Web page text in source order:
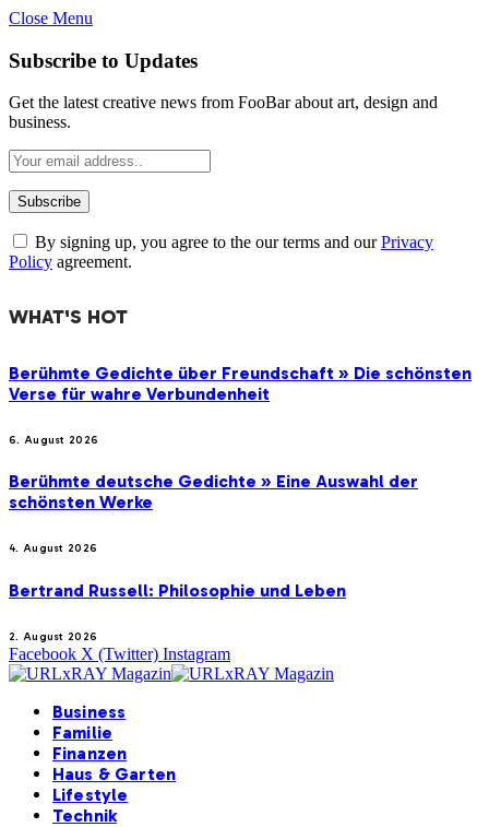
Close Menu
Subscribe to Updates
Get the latest creative news from FooBar about art, design and
business.
By signing up, you agree to the our terms and ourPrivacy
Policy agreement.
WHAT'S HOT
Berühmte Gedichte über Freundschaft » Die schönsten
Verse für wahre Verbundenheit
6. August 2026
Berühmte deutsche Gedichte » Eine Auswahl der
schönsten Werke
4. August 2026
Bertrand Russell: Philosophie und Leben
2. August 2026
Facebook X (Twitter) Instagram
Business
Familie
Finanzen
Haus & Garten
Lifestyle
Technik